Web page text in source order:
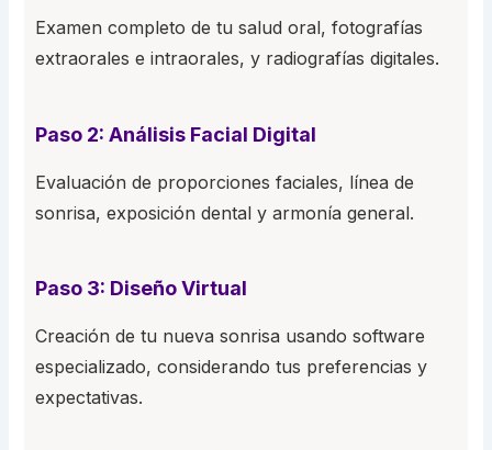
Examen completo de tu salud oral, fotografías
extraorales e intraorales, y radiografías digitales.
Paso 2: Análisis Facial Digital
Evaluación de proporciones faciales, línea de
sonrisa, exposición dental y armonía general.
Paso 3: Diseño Virtual
Creación de tu nueva sonrisa usando software
especializado, considerando tus preferencias y
expectativas.